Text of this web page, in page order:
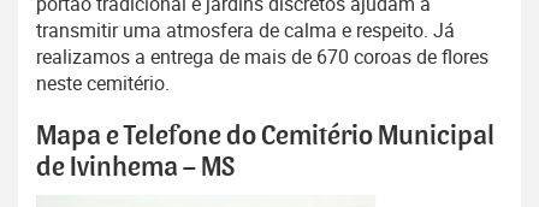
transmitir uma atmosfera de calma e respeito. Já
realizamos a entrega de mais de 670 coroas de flores
neste cemitério.
Mapa e Telefone do Cemitério Municipal
de Ivinhema – MS